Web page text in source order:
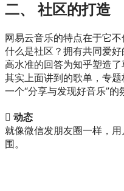
二、 社区的打造
网易云音乐的特点在于它
什么是社区？拥有共同爱
高水准的回答为知乎塑造了
其实上面讲到的歌单，专
一个“分享与发现好音乐”的
 动态
就像微信发朋友圈一样，
围。